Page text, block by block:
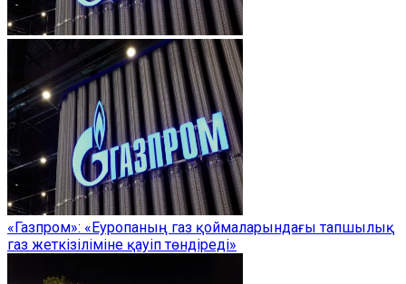
«Газпром»: «Еуропаның газ қоймаларындағы тапшылық
газ жеткізіліміне қауіп төндіреді»